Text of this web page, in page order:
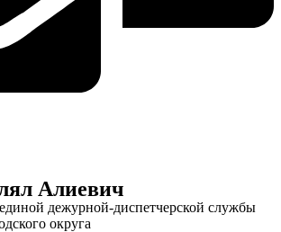
Алиевич
дежурной-диспетчерской службы
округа